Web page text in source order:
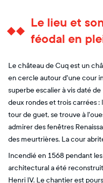
Le lieu et
féodal en
Le château de Cuq est un
en cercle autour d'une cour
superbe escalier à vis daté
deux rondes et trois carrées :
tour de guet, se trouve à
admirer des fenêtres
des meurtrières. La cour
Incendié en 1568 pendant
architectural a été
Henri IV. Le chantier est